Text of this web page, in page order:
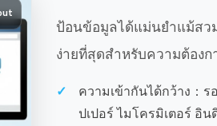
ป้อนข้อมูลได้แม่นยำแม้สว
ง่ายที่สุดสำหรับความต้องก
ความเข้ากันได้กว้าง： ร
ปเปอร์ ไมโครมิเตอร์ อิน